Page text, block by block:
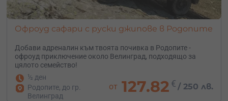
Офроуд сафари с руски джипове в Родопите
Добави адреналин към твоята почивка в Родопите -
офроуд приключение около Велинград, подходящо за
цялото семейство!
½ ден
Родопите, до гр.
Велинград
от 127.82 € / 250 лв.